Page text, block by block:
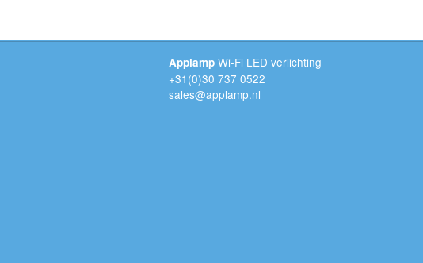
Applamp Wi-Fi LED verlichting
+31(0)30 737 0522
sales@applamp.nl